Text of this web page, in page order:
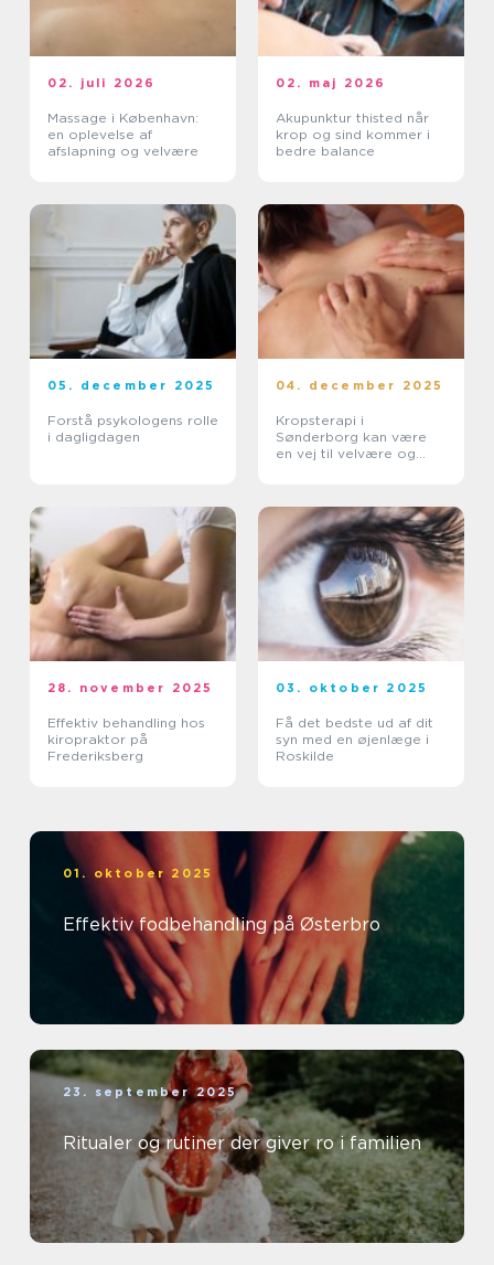
02. juli 2026
Massage i København:
en oplevelse af
afslapning og velvære
02. maj 2026
Akupunktur thisted når
krop og sind kommer i
bedre balance
05. december 2025
Forstå psykologens rolle
i dagligdagen
04. december 2025
Kropsterapi i
Sønderborg kan være
en vej til velvære og
28. november 2025
Effektiv behandling hos
kiropraktor på
Frederiksberg
03. oktober 2025
Få det bedste ud af dit
syn med en øjenlæge i
Roskilde
01. oktober 2025
Effektiv fodbehandling på Østerbro
23. september 2025
Ritualer og rutiner der giver ro i familien